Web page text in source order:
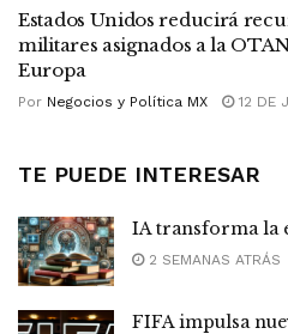
Estados Unidos reducirá
militares asignados a la
Europa
Por Negocios y Política MX 12 DE
TE PUEDE INTERESAR
IA transforma la
2 SEMANAS ATRÁS
FIFA impulsa